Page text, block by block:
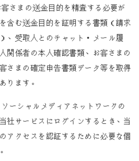
さまの送金目的を精査する必要が
含む送金目的を証明する書類（請求
、受取人とのチャット・メール履
関係者の本人確認書類、お客さまの
さまの確定申告書類データ等を取得
ります。
ーシャルメディアネットワークの
社サービスにログインするとき、当
アクセスを認証するために必要な個